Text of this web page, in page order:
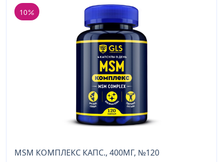
10
MSM КОМПЛЕКС КАПС., 400МГ, №120